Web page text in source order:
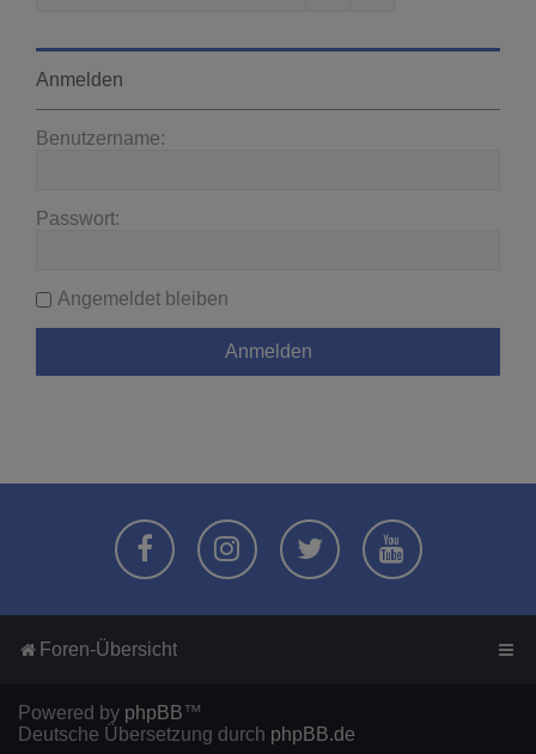
Anmelden
Benutzername:
Passwort:
Angemeldet bleiben
Foren-Übersicht
Powered by phpBB™
Deutsche Übersetzung durch phpBB.de